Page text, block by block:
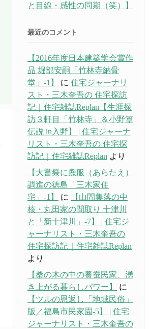
と目線・感性の同期（笑）】
最近のコメント
【2016年度日本建築学会賞作
品 堀部安嗣「竹林寺納骨
堂」-1】
に 住宅ジャーナリ
スト・三木奎吾の 住宅探訪
記｜住宅雑誌Replan【生涯探
訪３軒目「竹林寺」＆小野篁
伝説 in入野】 | 住宅ジャーナ
リスト・三木奎吾の 住宅探
訪記｜住宅雑誌Replan より
【大嘗祭に麁服（あらたえ）
調進の徳島「三木家住
宅」-1】
に
【山間集落の中
核・丸田家の間取り 十津川
と「新十津川」-7】 | 住宅ジ
ャーナリスト・三木奎吾の
住宅探訪記｜住宅雑誌Replan
より
【桑の木の中の養蚕民家、湧
き上がる暮らしパワー】
に
【ツルの恩返し「地域民俗」
版／福島市民家園-5】 | 住宅
ジャーナリスト・三木奎吾の